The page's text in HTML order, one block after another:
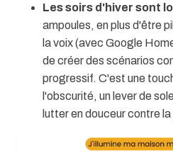
Les soirs d'hiver sont
ampoules, en plus d'être
la voix (avec Google
de créer des scénarios
progressif. C'est une
l'obscurité, un lever de
lutter en douceur contre